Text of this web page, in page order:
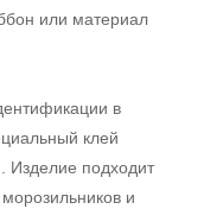
или материал
в
клей
Изделие подходит
и